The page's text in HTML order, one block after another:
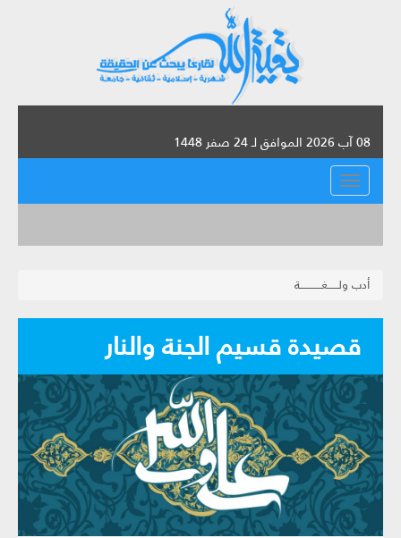
08 آب 2026 الموافق لـ 24 صفر 1448
القائمة
أدب ولــــــغــــــــــــة
قصيدة قسيم الجنة والنار